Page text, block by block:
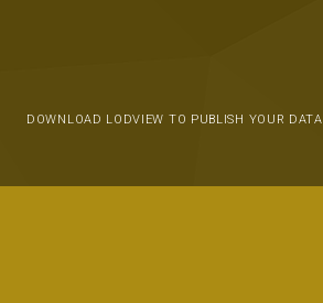
DOWNLOAD LODVIEW TO PUBLISH YOUR DATA